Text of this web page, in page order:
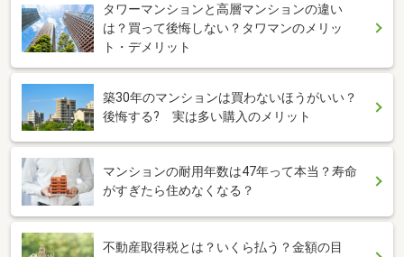
タワーマンションと高層マンションの違い
は？買って後悔しない？タワマンのメリッ
ト・デメリット
築30年のマンションは買わないほうがいい？
後悔する? 実は多い購入のメリット
マンションの耐用年数は47年って本当？寿命
がすぎたら住めなくなる？
不動産取得税とは？いくら払う？金額の目